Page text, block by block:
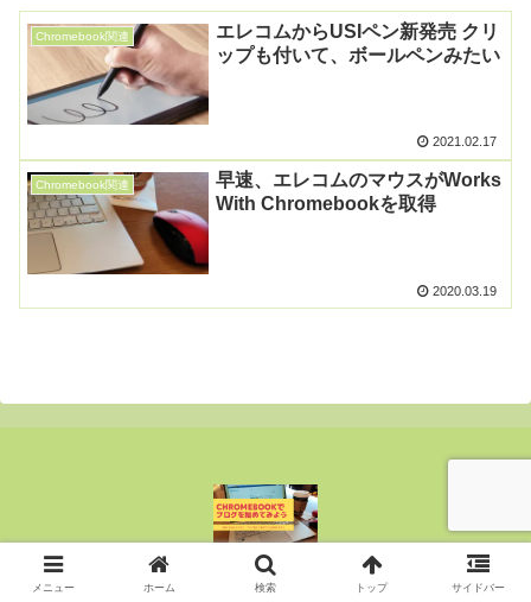
Chromebook関連
エレコムからUSIペン新発売 クリ
ップも付いて、ボールペンみたい
2021.02.17
Chromebook関連
早速、エレコムのマウスがWorks
With Chromebookを取得
2020.03.19
Copyright © 2015-2026 ぶんじん All Rights Reserved.
メニュー ホーム 検索 トップ サイドバー